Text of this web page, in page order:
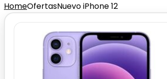
HomeOfertasNuevo iPhone 12